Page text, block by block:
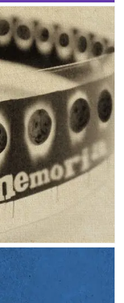
(2009)